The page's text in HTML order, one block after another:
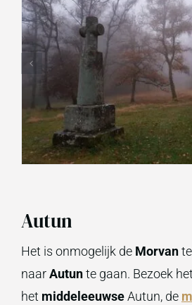
Autun
Het is onmogelijk de Morvante
naarAutunte gaan. Bezoek het
het middeleeuwseAutun, de